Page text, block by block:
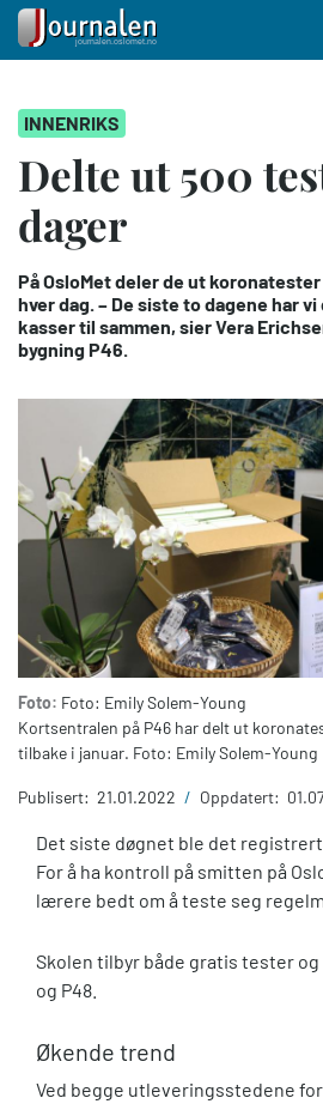
hovedinnhold
INNENRIKS
Delte ut 500
dager
På OsloMet deler de ut
hver dag. – De siste to dagene har
kasser til sammen, sier Vera
bygning P46.
Foto: Foto: Emily Solem-Young
Kortsentralen på P46 har delt ut
tilbake i januar. Foto: Emily Solem-Young
Publisert: 21.01.2022 / Oppdatert:
Det siste døgnet ble det
For å ha kontroll på smitten på
lærere bedt om å teste seg
Skolen tilbyr både gratis tester og
og P48.
Økende trend
Ved begge utleveringsstedene